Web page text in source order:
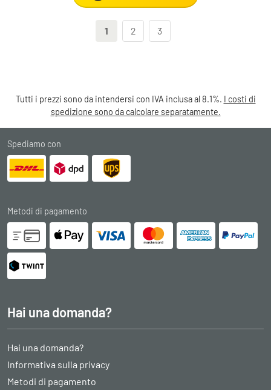
1 2 3
Tutti i prezzi sono da intendersi con IVA inclusa al 8.1%. I costi di
spedizione sono da calcolare separatamente.
Spediamo con
Metodi di pagamento
Hai una domanda?
Hai una domanda?
Informativa sulla privacy
Metodi di pagamento